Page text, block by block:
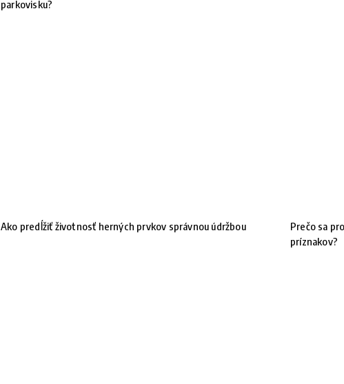
parkovisku?
Ako predĺžiť životnosť herných prvkov správnou údržbou
Prečo sa
príznakov?